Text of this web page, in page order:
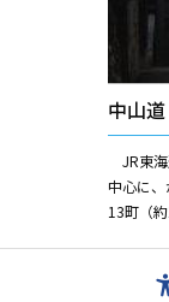
中山
JR東海
中心に
13町（